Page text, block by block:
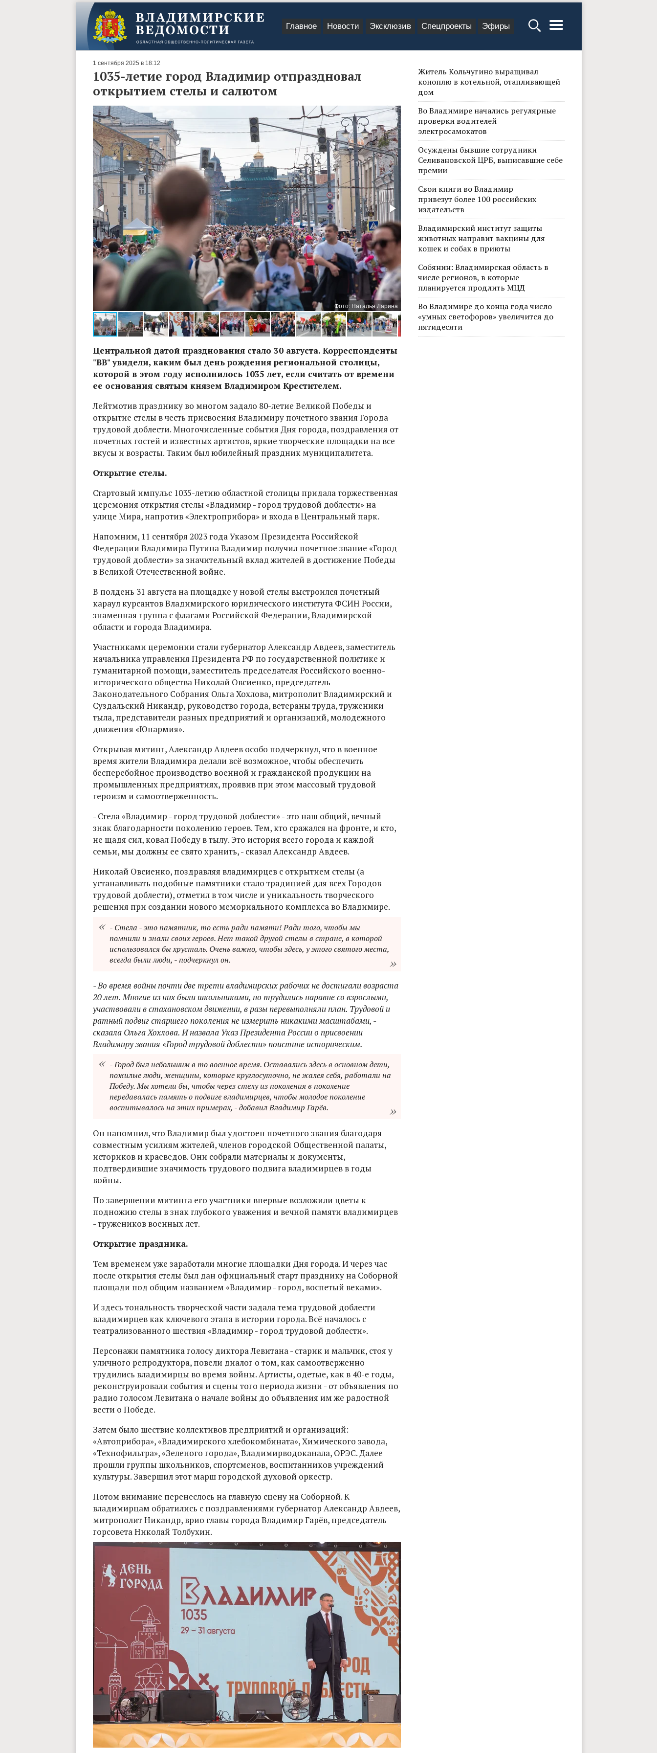
Главное Новости Эксклюзив Спецпроекты Эфиры
1 сентября 2025 в 18:12
1035-летие город Владимир отпраздновал
открытием стелы и салютом
Фото: Наталья Ларина
Центральной датой празднования стало 30 августа. Корреспонденты
"ВВ" увидели, каким был день рождения региональной столицы,
которой в этом году исполнилось 1035 лет, если считать от времени
ее основания святым князем Владимиром Крестителем.
Лейтмотив празднику во многом задало 80-летие Великой Победы и
открытие стелы в честь присвоения Владимиру почетного звания Города
трудовой доблести. Многочисленные события Дня города, поздравления от
почетных гостей и известных артистов, яркие творческие площадки на все
вкусы и возрасты. Таким был юбилейный праздник муниципалитета.
Открытие стелы.
Стартовый импульс 1035-летию областной столицы придала торжественная
церемония открытия стелы «Владимир - город трудовой доблести» на
улице Мира, напротив «Электроприбора» и входа в Центральный парк.
Напомним, 11 сентября 2023 года Указом Президента Российской
Федерации Владимира Путина Владимир получил почетное звание «Город
трудовой доблести» за значительный вклад жителей в достижение Победы
в Великой Отечественной войне.
В полдень 31 августа на площадке у новой стелы выстроился почетный
караул курсантов Владимирского юридического института ФСИН России,
знаменная группа с флагами Российской Федерации, Владимирской
области и города Владимира.
Участниками церемонии стали губернатор Александр Авдеев, заместитель
начальника управления Президента РФ по государственной политике и
гуманитарной помощи, заместитель председателя Российского военно-
исторического общества Николай Овсиенко, председатель
Законодательного Собрания Ольга Хохлова, митрополит Владимирский и
Суздальский Никандр, руководство города, ветераны труда, труженики
тыла, представители разных предприятий и организаций, молодежного
движения «Юнармия».
Открывая митинг, Александр Авдеев особо подчеркнул, что в военное
время жители Владимира делали всё возможное, чтобы обеспечить
бесперебойное производство военной и гражданской продукции на
промышленных предприятиях, проявив при этом массовый трудовой
героизм и самоотверженность.
- Стела «Владимир - город трудовой доблести» - это наш общий, вечный
знак благодарности поколению героев. Тем, кто сражался на фронте, и кто,
не щадя сил, ковал Победу в тылу. Это история всего города и каждой
семьи, мы должны ее свято хранить, - сказал Александр Авдеев.
Николай Овсиенко, поздравляя владимирцев с открытием стелы (а
устанавливать подобные памятники стало традицией для всех Городов
трудовой доблести), отметил в том числе и уникальность творческого
решения при создании нового мемориального комплекса во Владимире.
- Стела - это памятник, то есть ради памяти! Ради того, чтобы мы
помнили и знали своих героев. Нет такой другой стелы в стране, в которой
использовался бы хрусталь. Очень важно, чтобы здесь, у этого святого места,
всегда были люди, - подчеркнул он.
- Во время войны почти две трети владимирских рабочих не достигали возраста
20 лет. Многие из них были школьниками, но трудились наравне со взрослыми,
участвовали в стахановском движении, в разы перевыполняли план. Трудовой и
ратный подвиг старшего поколения не измерить никакими масштабами, -
сказала Ольга Хохлова. И назвала Указ Президента России о присвоении
Владимиру звания «Город трудовой доблести» поистине историческим.
- Город был небольшим в то военное время. Оставались здесь в основном дети,
пожилые люди, женщины, которые круглосуточно, не жалея себя, работали на
Победу. Мы хотели бы, чтобы через стелу из поколения в поколение
передавалась память о подвиге владимирцев, чтобы молодое поколение
воспитывалось на этих примерах, - добавил Владимир Гарёв.
Он напомнил, что Владимир был удостоен почетного звания благодаря
совместным усилиям жителей, членов городской Общественной палаты,
историков и краеведов. Они собрали материалы и документы,
подтвердившие значимость трудового подвига владимирцев в годы
войны.
По завершении митинга его участники впервые возложили цветы к
подножию стелы в знак глубокого уважения и вечной памяти владимирцев
- тружеников военных лет.
Открытие праздника.
Тем временем уже заработали многие площадки Дня города. И через час
после открытия стелы был дан официальный старт празднику на Соборной
площади под общим названием «Владимир - город, воспетый веками».
И здесь тональность творческой части задала тема трудовой доблести
владимирцев как ключевого этапа в истории города. Всё началось с
театрализованного шествия «Владимир - город трудовой доблести».
Персонажи памятника голосу диктора Левитана - старик и мальчик, стоя у
уличного репродуктора, повели диалог о том, как самоотверженно
трудились владимирцы во время войны. Артисты, одетые, как в 40-е годы,
реконструировали события и сцены того периода жизни - от объявления по
радио голосом Левитана о начале войны до объявления им же радостной
вести о Победе.
Затем было шествие коллективов предприятий и организаций:
«Автоприбора», «Владимирского хлебокомбината», Химического завода,
«Технофильтра», «Зеленого города», Владимирводоканала, ОРЭС. Далее
прошли группы школьников, спортсменов, воспитанников учреждений
культуры. Завершил этот марш городской духовой оркестр.
Потом внимание перенеслось на главную сцену на Соборной. К
владимирцам обратились с поздравлениями губернатор Александр Авдеев,
митрополит Никандр, врио главы города Владимир Гарёв, председатель
горсовета Николай Толбухин.
Житель Кольчугино выращивал
коноплю в котельной, отапливающей
дом
Во Владимире начались регулярные
проверки водителей
электросамокатов
Осуждены бывшие сотрудники
Селивановской ЦРБ, выписавшие себе
премии
Свои книги во Владимир
привезут более 100 российских
издательств
Владимирский институт защиты
животных направит вакцины для
кошек и собак в приюты
Собянин: Владимирская область в
числе регионов, в которые
планируется продлить МЦД
Во Владимире до конца года число
«умных светофоров» увеличится до
пятидесяти